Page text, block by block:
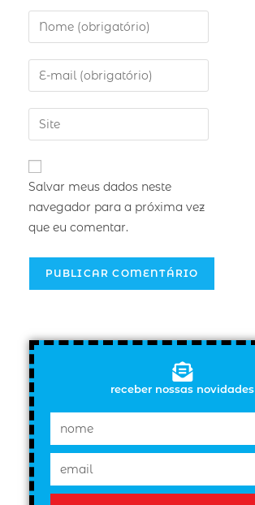
Salvar meus dados neste
navegador para a próxima vez
que eu comentar.
receber nossas novidades